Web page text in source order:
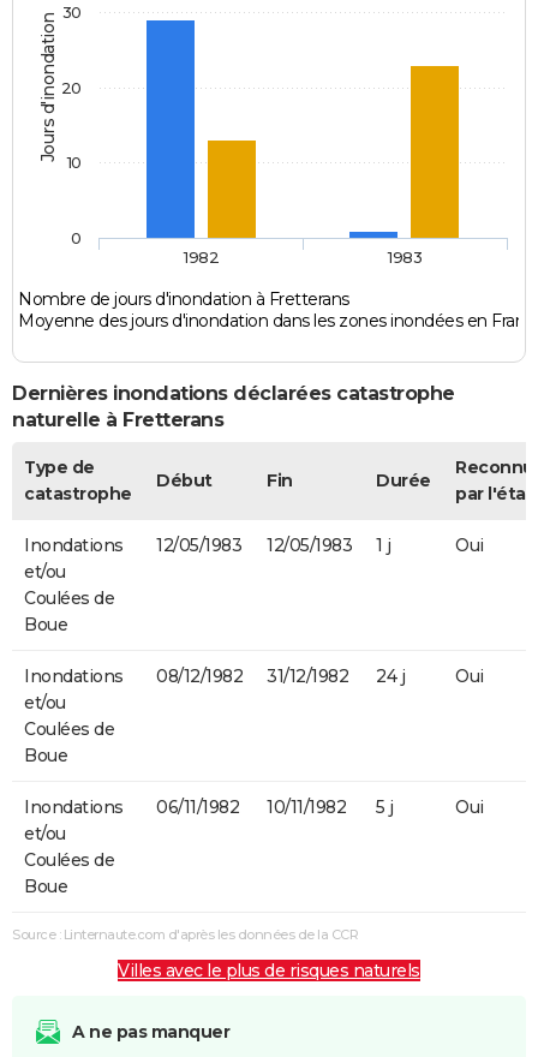
Jours d'inondation
Nombre de jours d'inondation à Fretterans
Moyenne des jours d'inondation dans les zones inondées en
1982 1983
0
10
20
30
Dernières inondations déclarées catastrophe
naturelle à Fretterans
Type de
catastrophe
Début Fin Durée
par l'état
Inondations
et/ou
Coulées de
Boue
12/05/1983 12/05/1983 1 j Oui
Inondations
et/ou
Coulées de
Boue
08/12/1982 31/12/1982 24 j Oui
Inondations
et/ou
Coulées de
Boue
06/11/1982 10/11/1982 5 j Oui
Source : Linternaute.com d'après les données de la CCR
Villes avec le plus de risques naturels
A ne pas manquer